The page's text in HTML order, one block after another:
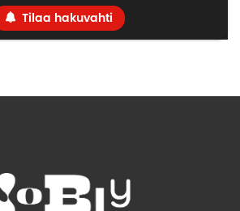
Tilaa hakuvahti